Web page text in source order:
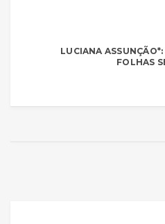
LUCIANA
FOLHAS